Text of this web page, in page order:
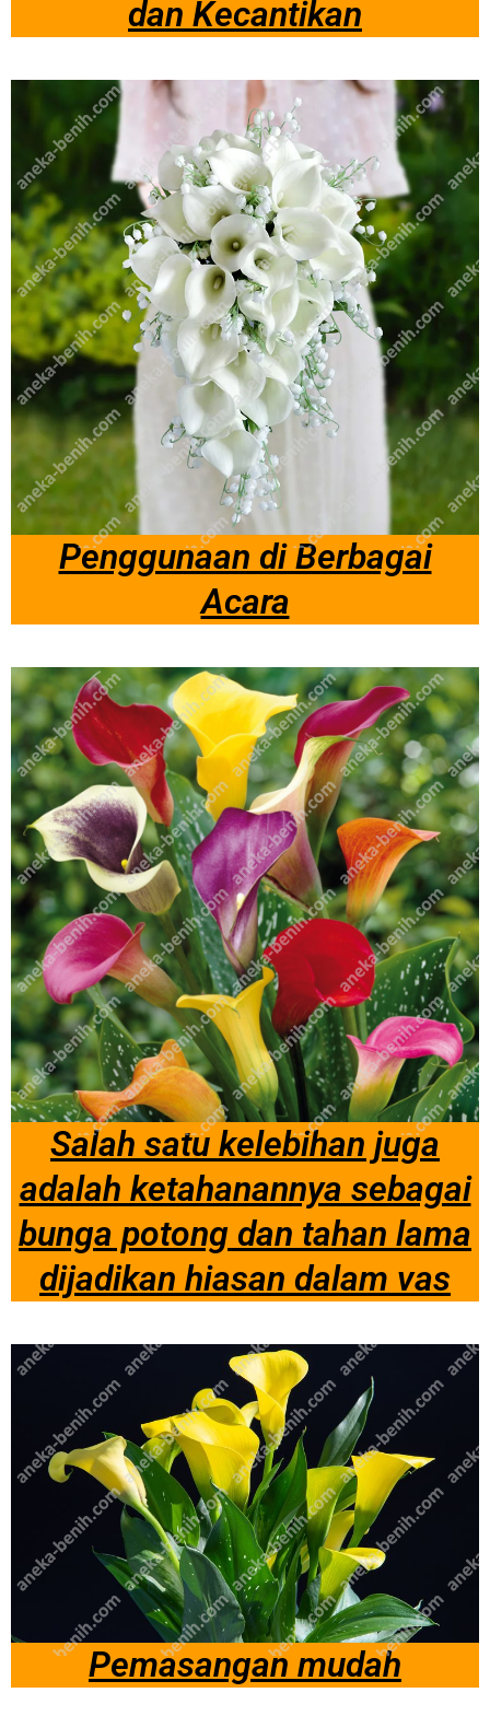
dan Kecantikan
Penggunaan di Berbagai
Acara
Salah satu kelebihan juga
adalah ketahanannya sebagai
bunga potong dan tahan lama
dijadikan hiasan dalam vas
Pemasangan mudah